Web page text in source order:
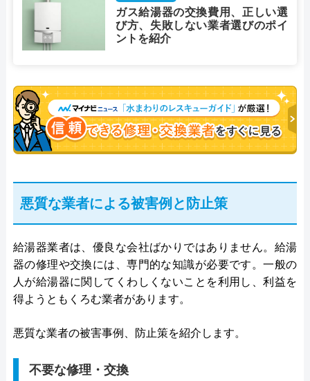
ガス給湯器の交換費用、正しい選
び方、失敗しない業者選びのポイ
ントを紹介
悪質な業者による被害例と防止策
給湯器業者は、優良な会社ばかりではありません。給湯
器の修理や交換には、専門的な知識が必要です。一般の
人が給湯器に関してくわしくないことを利用し、利益を
得ようともくろむ業者があります。
悪質な業者の被害事例、防止策を紹介します。
不要な修理・交換